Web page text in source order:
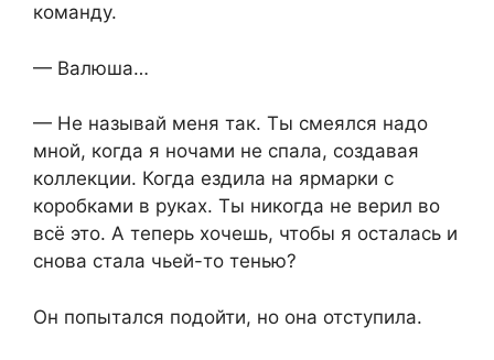
команду.
— Валюша…
— Не называй меня так. Ты смеялся надо
мной, когда я ночами не спала, создавая
коллекции. Когда ездила на ярмарки с
коробками в руках. Ты никогда не верил во
всё это. А теперь хочешь, чтобы я осталась и
снова стала чьей-то тенью?
Он попытался подойти, но она отступила.